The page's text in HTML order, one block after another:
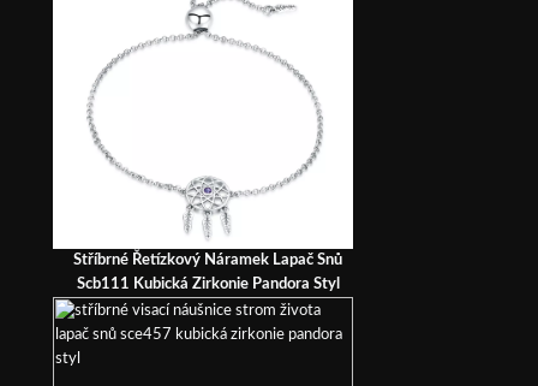
Stříbrné Řetízkový Náramek Lapač Snů
Scb111 Kubická Zirkonie Pandora Styl